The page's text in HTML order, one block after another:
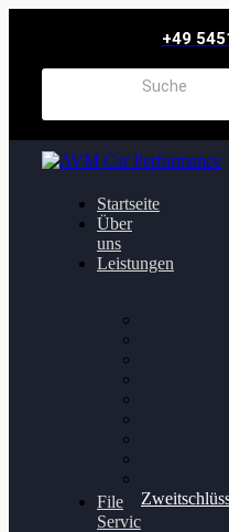
+49
Startseite
Über
uns
Leistungen
File
Service